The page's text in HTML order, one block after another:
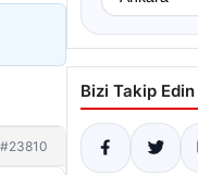
#23810
Bizi Takip Edin